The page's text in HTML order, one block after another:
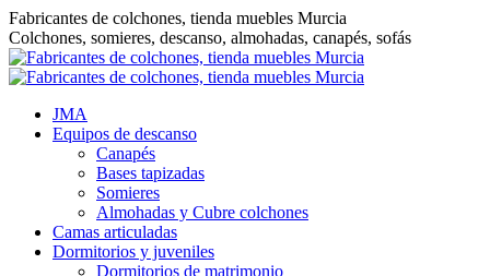
Saltar
al
contenido
Fabricantes de colchones, tienda muebles Murcia
Colchones, somieres, descanso, almohadas, canapés, sofás
JMA
Equipos de descanso
Canapés
Bases tapizadas
Somieres
Almohadas y Cubre colchones
Camas articuladas
Dormitorios y juveniles
Dormitorios de matrimonio